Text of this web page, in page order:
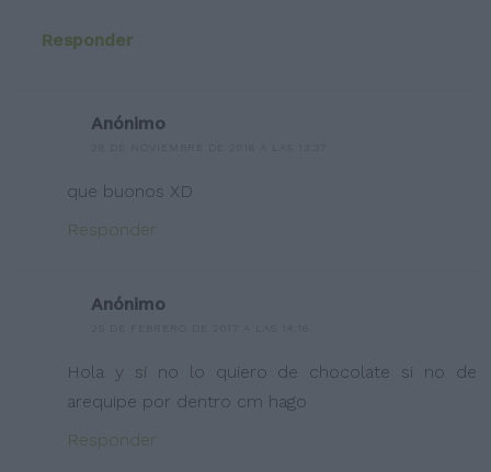
Responder
Anónimo
que buonos XD
Responder
Anónimo
Hola y si no lo quiero de chocolate si no de
arequipe por dentro cm hago
Responder